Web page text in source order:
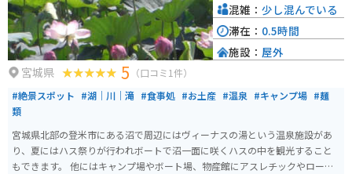
豊かな自然を満喫してみてはいかがでしょうか。
宮城県 5 （口コミ1件）
#絶景スポット #湖｜川｜滝 #食事処 #お土産 #温泉 #キャンプ場 #麺
類
宮城県北部の登米市にある沼で周辺にはヴィーナスの湯という温泉施設があ
り、夏にはハス祭りが行われボートで沼一面に咲くハスの中を観光すること
もできます。 他にはキャンプ場やボート場、物産館にアスレチックやローラ
混雑： 少し混んでいる
滞在： 0.5時間
施設： 屋外